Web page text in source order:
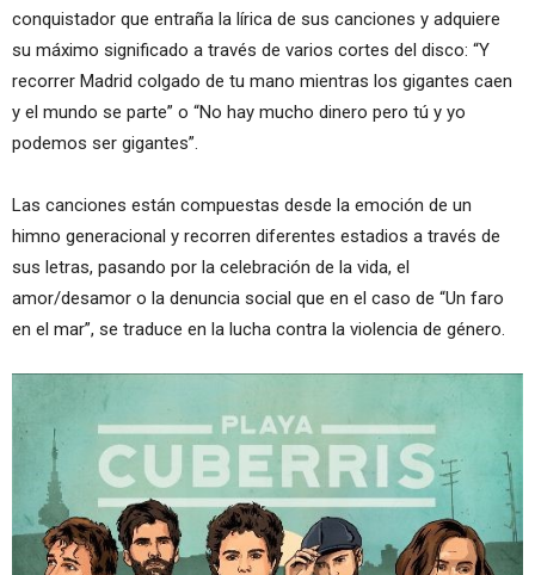
conquistador que entraña la lírica de sus canciones y adquiere
su máximo significado a través de varios cortes del disco: “Y
recorrer Madrid colgado de tu mano mientras los gigantes caen
y el mundo se parte” o “No hay mucho dinero pero tú y yo
podemos ser gigantes”.
Las canciones están compuestas desde la emoción de un
himno generacional y recorren diferentes estadios a través de
sus letras, pasando por la celebración de la vida, el
amor/desamor o la denuncia social que en el caso de “Un faro
en el mar”, se traduce en la lucha contra la violencia de género.